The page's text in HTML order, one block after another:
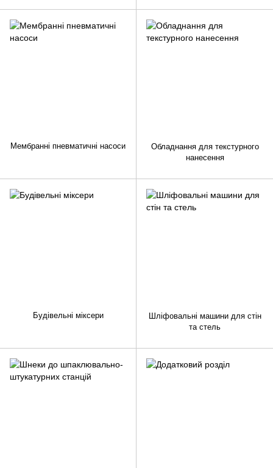
Мембранні пневматичні насоси
Обладнання для текстурного
нанесення
Будівельні міксери
Шліфовальні машини для стін
та стель